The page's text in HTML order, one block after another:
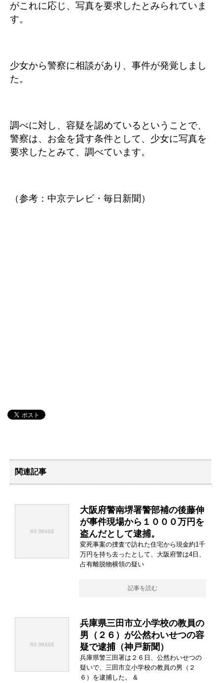
がこれに応じ、写真を要求したとみられていま
す。
少女から警察に相談があり、事件が発覚しまし
た。
調べに対し、容疑を認めているということで、
警察は、お金を貸す条件として、少女に写真を
要求したとみて、調べています。
（参考：中京テレビ・毎日新聞）
関連記事
大阪府警南堺署警部補の後藤伸
が事件現場から１０００万円を
盗んだとして逮捕。
変死事案の捜査で訪れた住宅から現金約1千
万円を持ち去ったとして、大阪府警は4日、
占有離脱物横領の疑い
記事を読む
兵庫県三田市立小学校の教員の
男（２６）が公然わいせつの容
疑で逮捕（神戸新聞）
兵庫県警三田署は２６日、公然わいせつの
疑いで、三田市立小学校の教員の男（２
６）を逮捕した。 &